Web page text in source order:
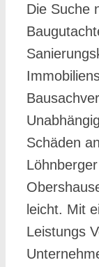
Die Suche
Schäden
leicht. Mit
Leistungs